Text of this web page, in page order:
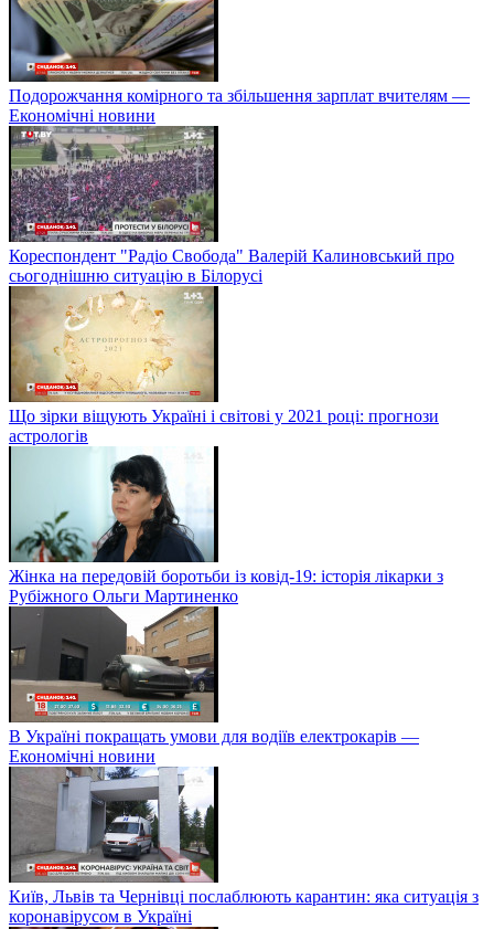
Подорожчання комірного та збільшення зарплат вчителям —
Економічні новини
Кореспондент "Радіо Свобода" Валерій Калиновський про
сьогоднішню ситуацію в Білорусі
Що зірки віщують Україні і світові у 2021 році: прогнози
астрологів
Жінка на передовій боротьби із ковід-19: історія лікарки з
Рубіжного Ольги Мартиненко
В Україні покращать умови для водіїв електрокарів —
Економічні новини
Київ, Львів та Чернівці послаблюють карантин: яка ситуація з
коронавірусом в Україні